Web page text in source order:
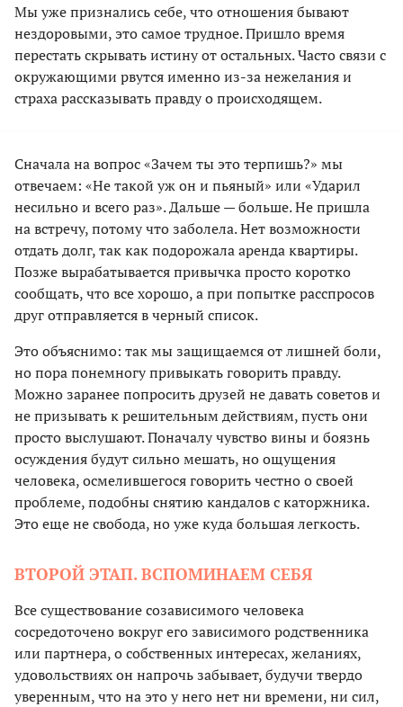
Мы уже признались себе, что отношения бывают
нездоровыми, это самое трудное. Пришло время
перестать скрывать истину от остальных. Часто связи с
окружающими рвутся именно из-за нежелания и
страха рассказывать правду о происходящем.
Сначала на вопрос «Зачем ты это терпишь?» мы
отвечаем: «Не такой уж он и пьяный» или «Ударил
несильно и всего раз». Дальше — больше. Не пришла
на встречу, потому что заболела. Нет возможности
отдать долг, так как подорожала аренда квартиры.
Позже вырабатывается привычка просто коротко
сообщать, что все хорошо, а при попытке расспросов
друг отправляется в черный список.
Это объяснимо: так мы защищаемся от лишней боли,
но пора понемногу привыкать говорить правду.
Можно заранее попросить друзей не давать советов и
не призывать к решительным действиям, пусть они
просто выслушают. Поначалу чувство вины и боязнь
осуждения будут сильно мешать, но ощущения
человека, осмелившегося говорить честно о своей
проблеме, подобны снятию кандалов с каторжника.
Это еще не свобода, но уже куда большая легкость.
ВТОРОЙ ЭТАП. ВСПОМИНАЕМ СЕБЯ
Все существование созависимого человека
сосредоточено вокруг его зависимого родственника
или партнера, о собственных интересах, желаниях,
удовольствиях он напрочь забывает, будучи твердо
уверенным, что на это у него нет ни времени, ни сил,